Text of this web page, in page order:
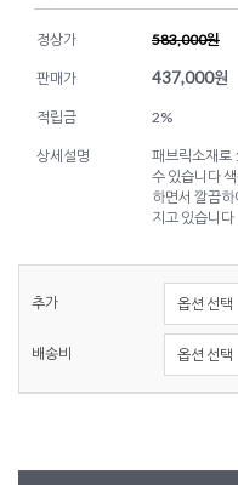
정상가 583,000원
판매가 437,000원
적립금 2%
상세설명
패브릭소재로
수 있습니다
하면서 깔끔
지고 있습니다
추가
배송비